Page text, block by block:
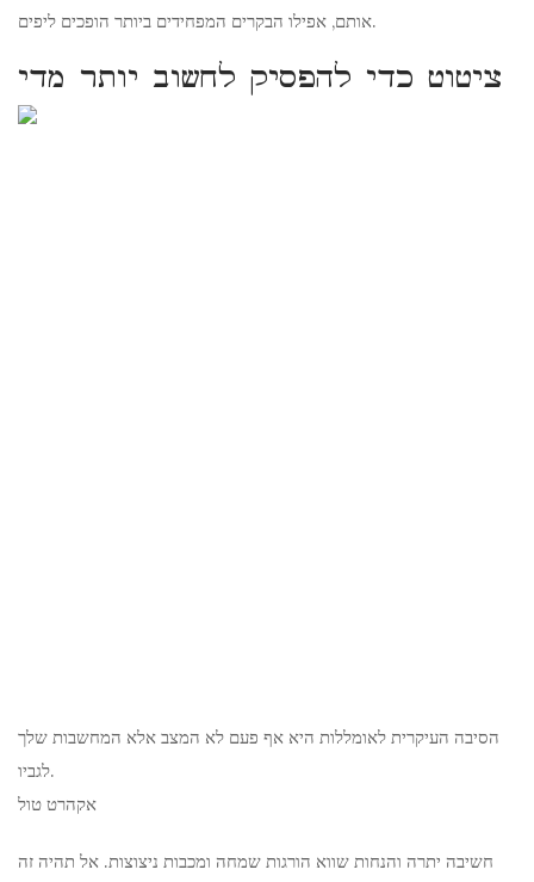
אותם, אפילו הבקרים המפחידים ביותר הופכים ליפים.
ציטוט כדי להפסיק לחשוב יותר מדי
הסיבה העיקרית לאומללות היא אף פעם לא המצב אלא המחשבות שלך
לגביו.
אקהרט טול
חשיבה יתרה והנחות שווא הורגות שמחה ומכבות ניצוצות. אל תהיה זה